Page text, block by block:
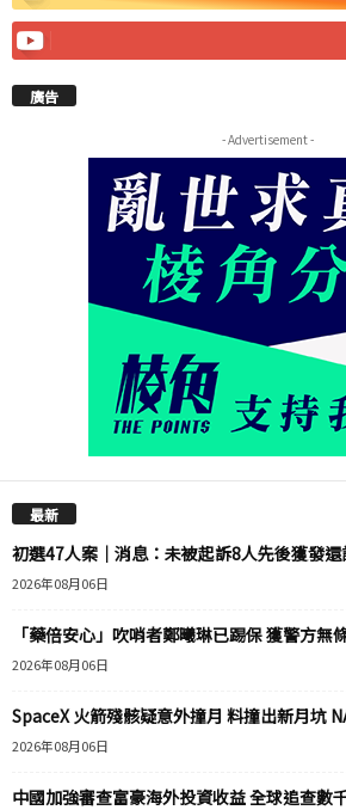
廣告
- Advertisement -
最新
初選47人案｜消息：未被起訴8人先後獲發還
2026年08月06日
「藥倍安心」吹哨者鄭曦琳已踢保 獲警方無
2026年08月06日
SpaceX 火箭殘骸疑意外撞月 料撞出新月坑
2026年08月06日
中國加強審查富豪海外投資收益 全球追查數